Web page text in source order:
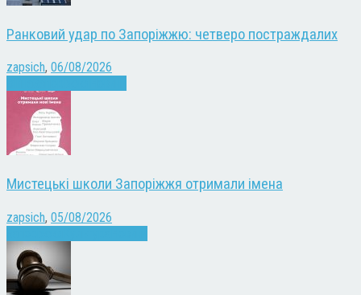
Ранковий удар по Запоріжжю: четверо постраждалих
zapsich, 06/08/2026
Мистецькі школи Запоріжжя отримали імена
zapsich, 05/08/2026